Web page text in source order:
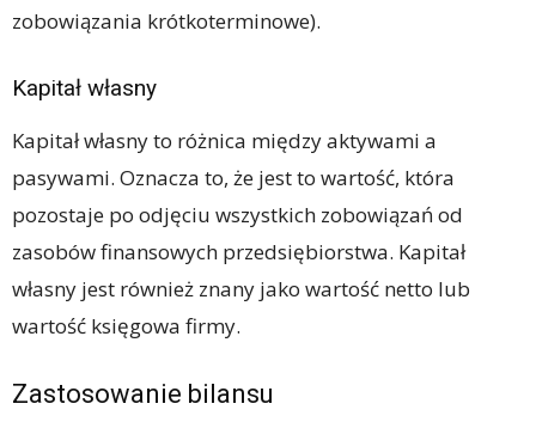
zobowiązania krótkoterminowe).
Kapitał własny
Kapitał własny to różnica między aktywami a
pasywami. Oznacza to, że jest to wartość, która
pozostaje po odjęciu wszystkich zobowiązań od
zasobów finansowych przedsiębiorstwa. Kapitał
własny jest również znany jako wartość netto lub
wartość księgowa firmy.
Zastosowanie bilansu